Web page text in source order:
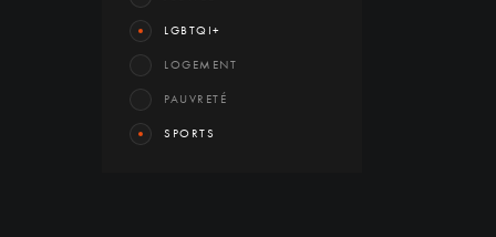
LGBTQI+
LOGEMENT
PAUVRETÉ
SPORTS